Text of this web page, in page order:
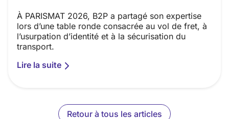
À PARISMAT 2026, B2P a partagé son expertise
lors d’une table ronde consacrée au vol de fret, à
l’usurpation d’identité et à la sécurisation du
transport.
Lire la suite
Retour à tous les articles